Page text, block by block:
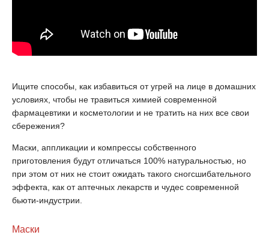
Ищите способы, как избавиться от угрей на лице в домашних
условиях, чтобы не травиться химией современной
фармацевтики и косметологии и не тратить на них все свои
сбережения?
Маски, аппликации и компрессы собственного
приготовления будут отличаться 100% натуральностью, но
при этом от них не стоит ожидать такого сногсшибательного
эффекта, как от аптечных лекарств и чудес современной
бьюти-индустрии.
Маски